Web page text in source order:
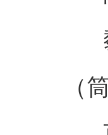
黏
（